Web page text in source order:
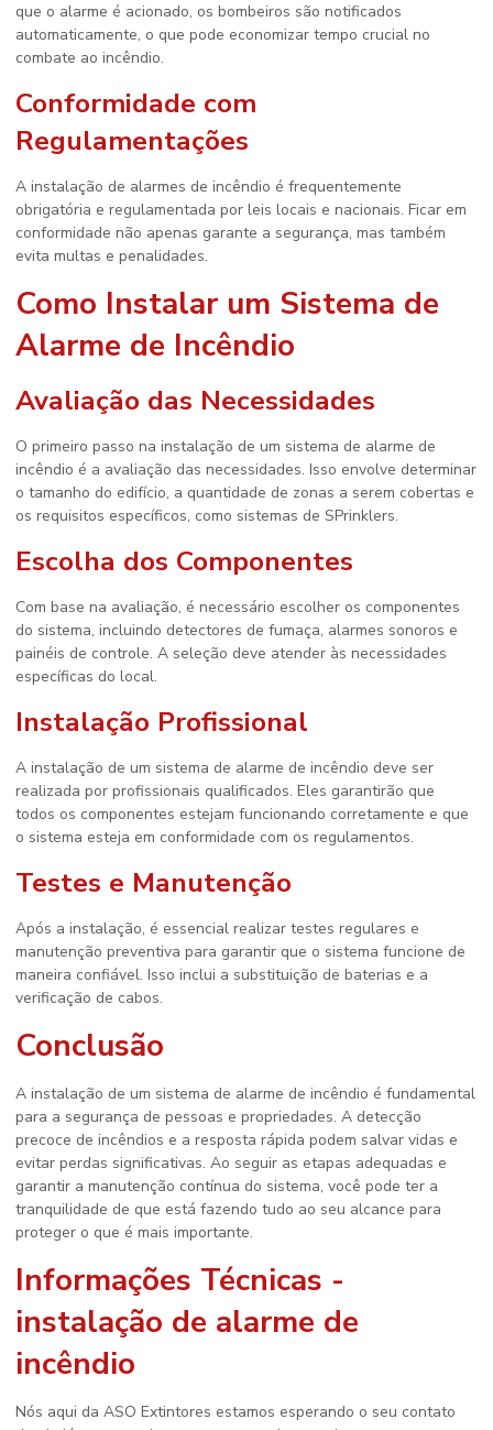
que o alarme é acionado, os bombeiros são notificados
automaticamente, o que pode economizar tempo crucial no
combate ao incêndio.
Conformidade com
Regulamentações
A instalação de alarmes de incêndio é frequentemente
obrigatória e regulamentada por leis locais e nacionais. Ficar em
conformidade não apenas garante a segurança, mas também
evita multas e penalidades.
Como Instalar um Sistema de
Alarme de Incêndio
Avaliação das Necessidades
O primeiro passo na instalação de um sistema de alarme de
incêndio é a avaliação das necessidades. Isso envolve determinar
o tamanho do edifício, a quantidade de zonas a serem cobertas e
os requisitos específicos, como sistemas de SPrinklers.
Escolha dos Componentes
Com base na avaliação, é necessário escolher os componentes
do sistema, incluindo detectores de fumaça, alarmes sonoros e
painéis de controle. A seleção deve atender às necessidades
específicas do local.
Instalação Profissional
A instalação de um sistema de alarme de incêndio deve ser
realizada por profissionais qualificados. Eles garantirão que
todos os componentes estejam funcionando corretamente e que
o sistema esteja em conformidade com os regulamentos.
Testes e Manutenção
Após a instalação, é essencial realizar testes regulares e
manutenção preventiva para garantir que o sistema funcione de
maneira confiável. Isso inclui a substituição de baterias e a
verificação de cabos.
Conclusão
A instalação de um sistema de alarme de incêndio é fundamental
para a segurança de pessoas e propriedades. A detecção
precoce de incêndios e a resposta rápida podem salvar vidas e
evitar perdas significativas. Ao seguir as etapas adequadas e
garantir a manutenção contínua do sistema, você pode ter a
tranquilidade de que está fazendo tudo ao seu alcance para
proteger o que é mais importante.
Informações Técnicas -
instalação de alarme de
incêndio
Nós aqui da ASO Extintores estamos esperando o seu contato